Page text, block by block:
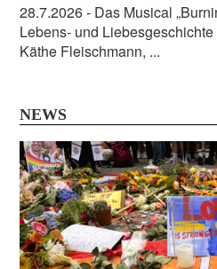
28.7.2026- Das Musical
Lebens- und
Käthe Fleischmann, ...
NEWS